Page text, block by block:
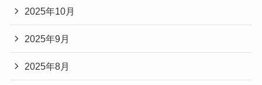
2025年10月
2025年9月
2025年8月